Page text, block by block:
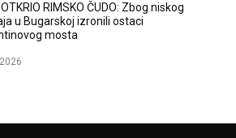
OTKRIO RIMSKO ČUDO: Zbog niskog
u Bugarskoj izronili ostaci
mosta